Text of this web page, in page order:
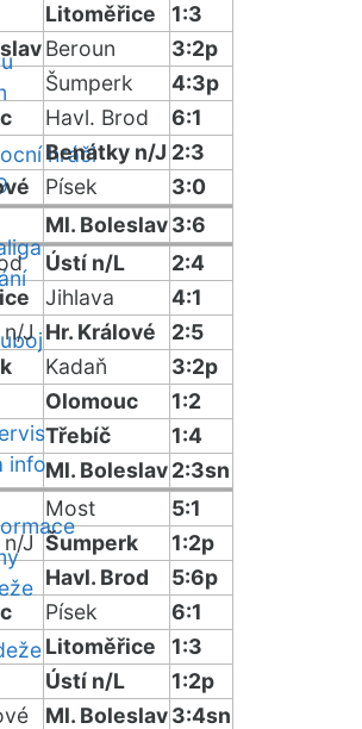
hráči
info
Litoměřice
1:3
Beroun
3:2p
Šumperk
4:3p
Havl. Brod
6:1
Benátky n/J 2:3
Písek
3:0
Ml. Boleslav3:6
Ústí n/L
2:4
Jihlava
4:1
n/J Hr. Králové
2:5
Kadaň
3:2p
Olomouc
1:2
Třebíč
1:4
Ml. Boleslav2:3sn
Most
5:1
J Šumperk
1:2p
Havl. Brod
5:6p
Písek
6:1
Litoměřice
1:3
Ústí n/L
1:2p
Ml. Boleslav3:4sn